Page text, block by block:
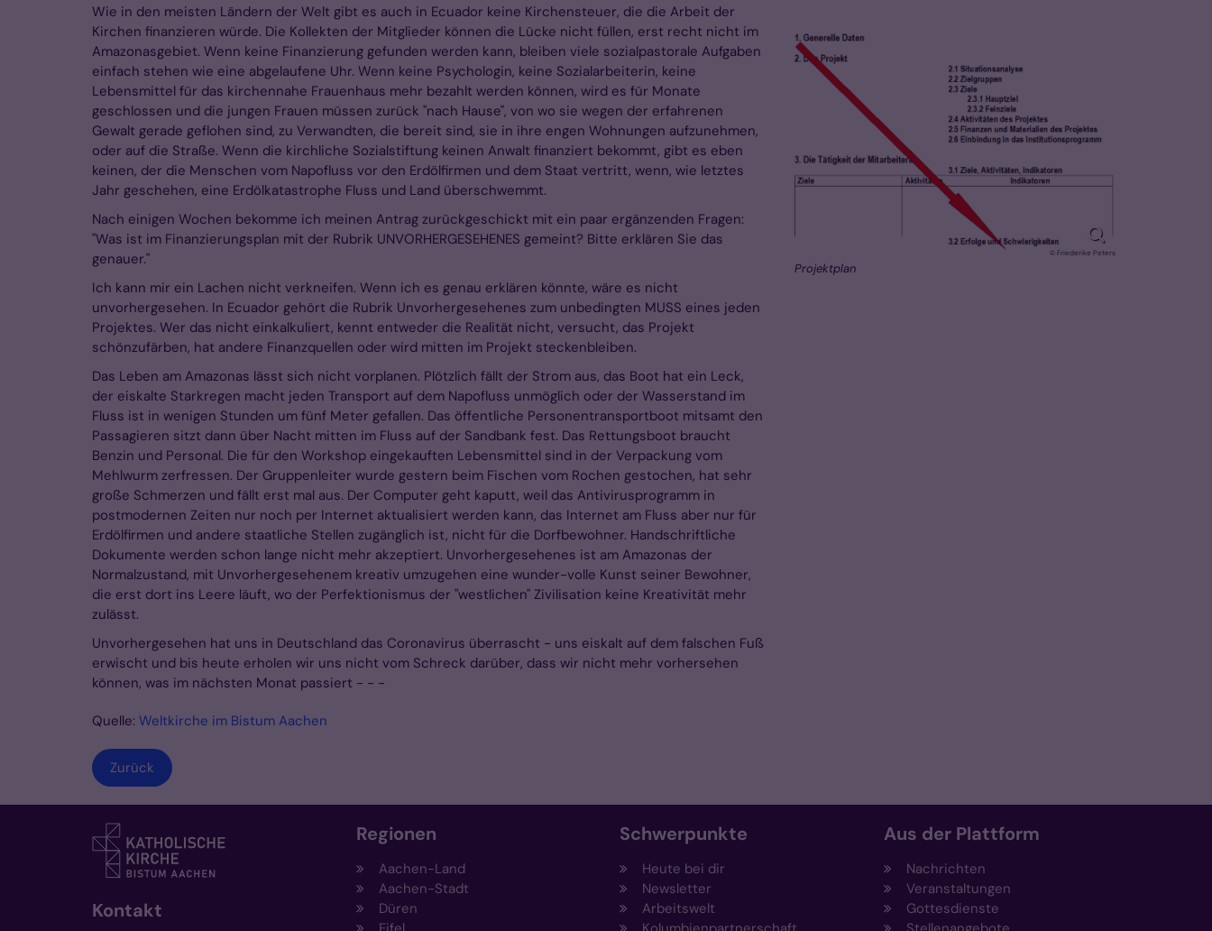
© Friederike Peters
Projektplan
Wie in den meisten Ländern der Welt gibt es auch in Ecuador keine Kirchensteuer, die die Arbeit der
Kirchen finanzieren würde. Die Kollekten der Mitglieder können die Lücke nicht füllen, erst recht nicht im
Amazonasgebiet. Wenn keine Finanzierung gefunden werden kann, bleiben viele sozialpastorale Aufgaben
einfach stehen wie eine abgelaufene Uhr. Wenn keine Psychologin, keine Sozialarbeiterin, keine
Lebensmittel für das kirchennahe Frauenhaus mehr bezahlt werden können, wird es für Monate
geschlossen und die jungen Frauen müssen zurück "nach Hause", von wo sie wegen der erfahrenen
Gewalt gerade geflohen sind, zu Verwandten, die bereit sind, sie in ihre engen Wohnungen aufzunehmen,
oder auf die Straße. Wenn die kirchliche Sozialstiftung keinen Anwalt finanziert bekommt, gibt es eben
keinen, der die Menschen vom Napofluss vor den Erdölfirmen und dem Staat vertritt, wenn, wie letztes
Jahr geschehen, eine Erdölkatastrophe Fluss und Land überschwemmt.
Nach einigen Wochen bekomme ich meinen Antrag zurückgeschickt mit ein paar ergänzenden Fragen:
"Was ist im Finanzierungsplan mit der Rubrik UNVORHERGESEHENES gemeint? Bitte erklären Sie das
genauer."
Ich kann mir ein Lachen nicht verkneifen. Wenn ich es genau erklären könnte, wäre es nicht
unvorhergesehen. In Ecuador gehört die Rubrik Unvorhergesehenes zum unbedingten MUSS eines jeden
Projektes. Wer das nicht einkalkuliert, kennt entweder die Realität nicht, versucht, das Projekt
schönzufärben, hat andere Finanzquellen oder wird mitten im Projekt steckenbleiben.
Das Leben am Amazonas lässt sich nicht vorplanen. Plötzlich fällt der Strom aus, das Boot hat ein Leck,
der eiskalte Starkregen macht jeden Transport auf dem Napofluss unmöglich oder der Wasserstand im
Fluss ist in wenigen Stunden um fünf Meter gefallen. Das öffentliche Personentransportboot mitsamt den
Passagieren sitzt dann über Nacht mitten im Fluss auf der Sandbank fest. Das Rettungsboot braucht
Benzin und Personal. Die für den Workshop eingekauften Lebensmittel sind in der Verpackung vom
Mehlwurm zerfressen. Der Gruppenleiter wurde gestern beim Fischen vom Rochen gestochen, hat sehr
große Schmerzen und fällt erst mal aus. Der Computer geht kaputt, weil das Antivirusprogramm in
postmodernen Zeiten nur noch per Internet aktualisiert werden kann, das Internet am Fluss aber nur für
Erdölfirmen und andere staatliche Stellen zugänglich ist, nicht für die Dorfbewohner. Handschriftliche
Dokumente werden schon lange nicht mehr akzeptiert. Unvorhergesehenes ist am Amazonas der
Normalzustand, mit Unvorhergesehenem kreativ umzugehen eine wunder-volle Kunst seiner Bewohner,
die erst dort ins Leere läuft, wo der Perfektionismus der "westlichen" Zivilisation keine Kreativität mehr
zulässt.
Unvorhergesehen hat uns in Deutschland das Coronavirus überrascht - uns eiskalt auf dem falschen Fuß
erwischt und bis heute erholen wir uns nicht vom Schreck darüber, dass wir nicht mehr vorhersehen
können, was im nächsten Monat passiert - - -
Quelle: Weltkirche im Bistum Aachen
Zurück
Kontakt
Regionen
Aachen-Land
Aachen-Stadt
Düren
Schwerpunkte
Heute bei dir
Newsletter
Arbeitswelt
Aus der Plattform
Nachrichten
Veranstaltungen
Gottesdienste